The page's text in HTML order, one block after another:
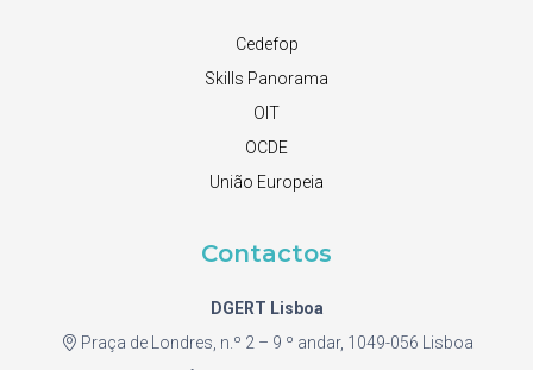
Cedefop
Skills Panorama
OIT
OCDE
União Europeia
Contactos
DGERT Lisboa
Praça de Londres, n.º 2 – 9 º andar, 1049-056 Lisboa